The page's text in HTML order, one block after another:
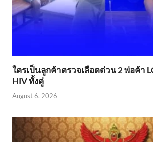
ใครเป็นลูกค้าตรวจเลือดด่วน 2 พ่อค้า
HIV ทั้งคู่
August 6, 2026